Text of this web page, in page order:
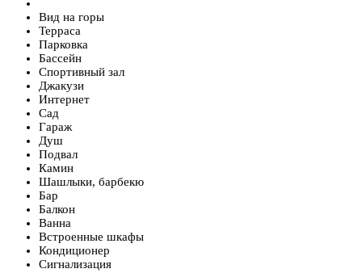
Вид на горы
Терраса
Парковка
Бассейн
Спортивный зал
Джакузи
Интернет
Сад
Гараж
Душ
Подвал
Камин
Шашлыки, барбекю
Бар
Балкон
Ванна
Встроенные шкафы
Кондиционер
Сигнализация